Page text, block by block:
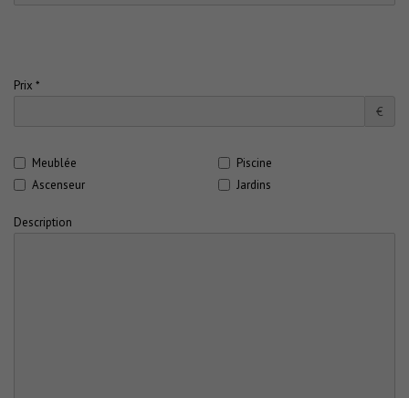
Prix *
€
Meublée
Piscine
Ascenseur
Jardins
Description